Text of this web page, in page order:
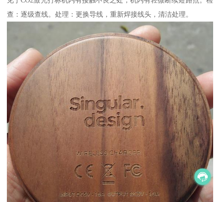
查：逐级查线。处理：更换导线，重新焊接线头，清洁处理。